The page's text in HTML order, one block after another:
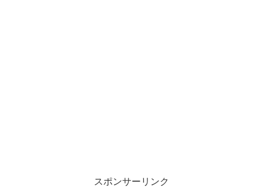
スポンサーリンク